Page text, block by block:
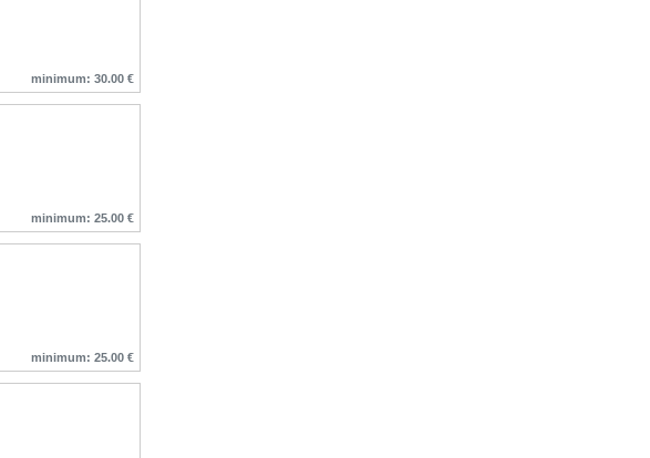
minimum: 30.00 €
minimum: 25.00 €
minimum: 25.00 €